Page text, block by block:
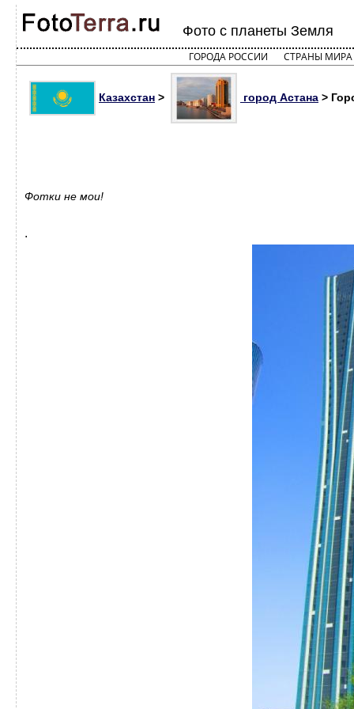
Фото с планеты Земля
ГОРОДА РОССИИ СТРАНЫ МИРА
Казахстан > город Астана >
Фотки не мои!
.